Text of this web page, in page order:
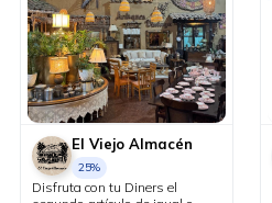
El Viejo Almacén
25%
Disfruta con tu Diners el